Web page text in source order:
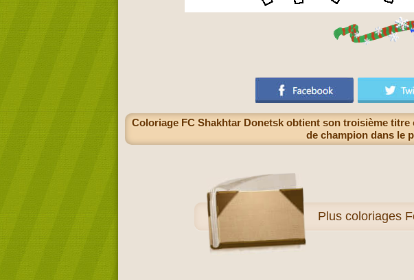
Coloriage FC Shakhtar Donetsk obtient son troisième
de champion dans le
Plus coloriages